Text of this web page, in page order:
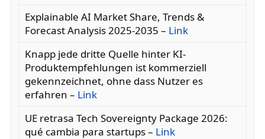
Explainable AI Market Share, Trends &
Forecast Analysis 2025-2035 – Link
Knapp jede dritte Quelle hinter KI-
Produktempfehlungen ist kommerziell
gekennzeichnet, ohne dass Nutzer es
erfahren – Link
UE retrasa Tech Sovereignty Package 2026:
qué cambia para startups – Link